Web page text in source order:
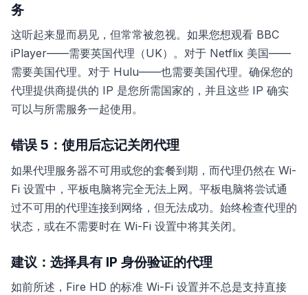
务
这听起来显而易见，但常常被忽视。如果您想观看 BBC
iPlayer——需要英国代理（UK）。对于 Netflix 美国——
需要美国代理。对于 Hulu——也需要美国代理。确保您的
代理提供商提供的 IP 是您所需国家的，并且这些 IP 确实
可以与所需服务一起使用。
错误 5：使用后忘记关闭代理
如果代理服务器不可用或您的套餐到期，而代理仍然在 Wi-
Fi 设置中，平板电脑将完全无法上网。平板电脑将尝试通
过不可用的代理连接到网络，但无法成功。始终检查代理的
状态，或在不需要时在 Wi-Fi 设置中将其关闭。
建议：选择具有 IP 身份验证的代理
如前所述，Fire HD 的标准 Wi-Fi 设置并不总是支持直接